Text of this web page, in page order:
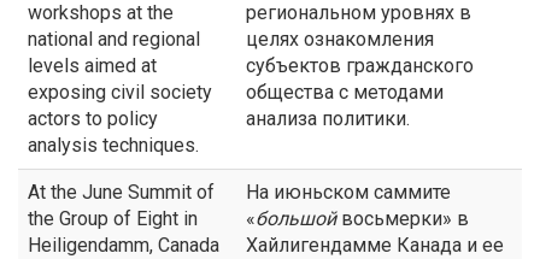
workshops at the
national and regional
levels aimed at
exposing civil society
actors to policy
analysis techniques.
региональном уровнях в
целях ознакомления
субъектов гражданского
общества с методами
анализа политики.
At the June Summit of
the Group of Eight in
Heiligendamm, Canada
На июньском саммите
«большойвосьмерки» в
Хайлигендамме Канада и ее